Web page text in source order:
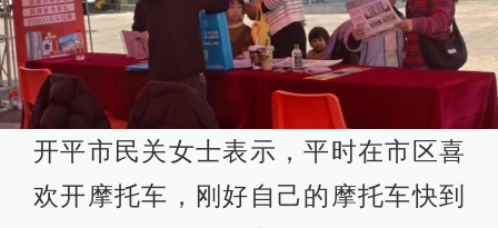
开平市民关女士表示，平时在市区喜
欢开摩托车，刚好自己的摩托车快到